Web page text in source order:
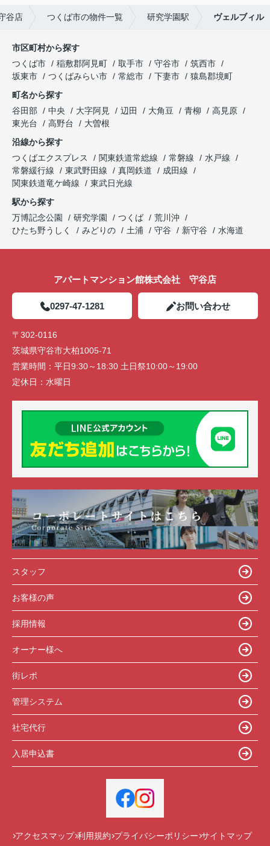
谷店 つくば市の物件一覧 研究学園駅 ヴェルブィル
市区町村から探す
つくば市
稲敷郡阿見町 取手市 守谷市
筑西市
坂東市
つくばみらい市 常総市 下妻市
猿島郡境町
町名から探す
谷田部
中央 大字阿見 辺田 大角豆 青柳
高見原
東光台
高野台
大曽根
沿線から探す
つくばエクスプレス
関東鉄道常総線 常磐線
水戸線
常磐緩行線
東武野田線 真岡鉄道
成田線
関東鉄道竜ケ崎線
東武日光線
駅から探す
万博記念公園
研究学園 つくば
荒川沖
ひたち野うしく
みどりの 土浦 守谷 新守谷 水海道
アパートマンション館株式会社 守谷店
0297-47-1281 お問い合わせ
〒302-0116
茨城県守谷市大柏1005-71
営業時間： 平日9:30～18:30 土日祭10:00～19:00
定休日： 水曜日
スタッフ
お客様の声
採用情報
オーナー様へ
街レポ
管理システム
社宅代行
入居申込書
アクセスマップ 利用規約 プライバシーポリシー サイトマップ